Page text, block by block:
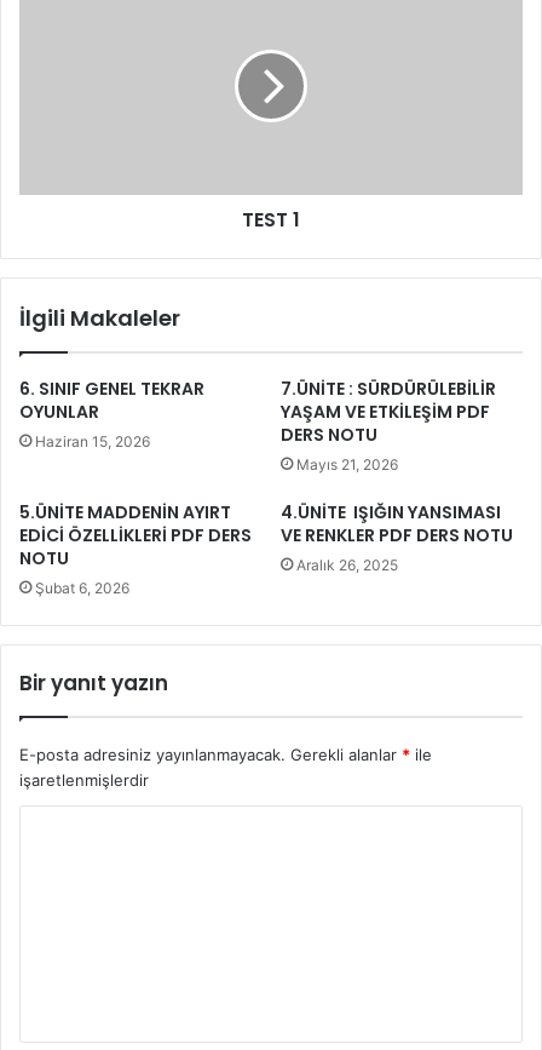
TEST 1
İlgili Makaleler
6. SINIF GENEL TEKRAR
OYUNLAR
Haziran 15, 2026
7.ÜNİTE : SÜRDÜRÜLEBİLİR
YAŞAM VE ETKİLEŞİM PDF
DERS NOTU
Mayıs 21, 2026
5.ÜNİTE MADDENİN AYIRT
EDİCİ ÖZELLİKLERİ PDF DERS
NOTU
Şubat 6, 2026
4.ÜNİTE IŞIĞIN YANSIMASI
VE RENKLER PDF DERS NOTU
Aralık 26, 2025
Bir yanıt yazın
E-posta adresiniz yayınlanmayacak. Gerekli alanlar * ile
işaretlenmişlerdir